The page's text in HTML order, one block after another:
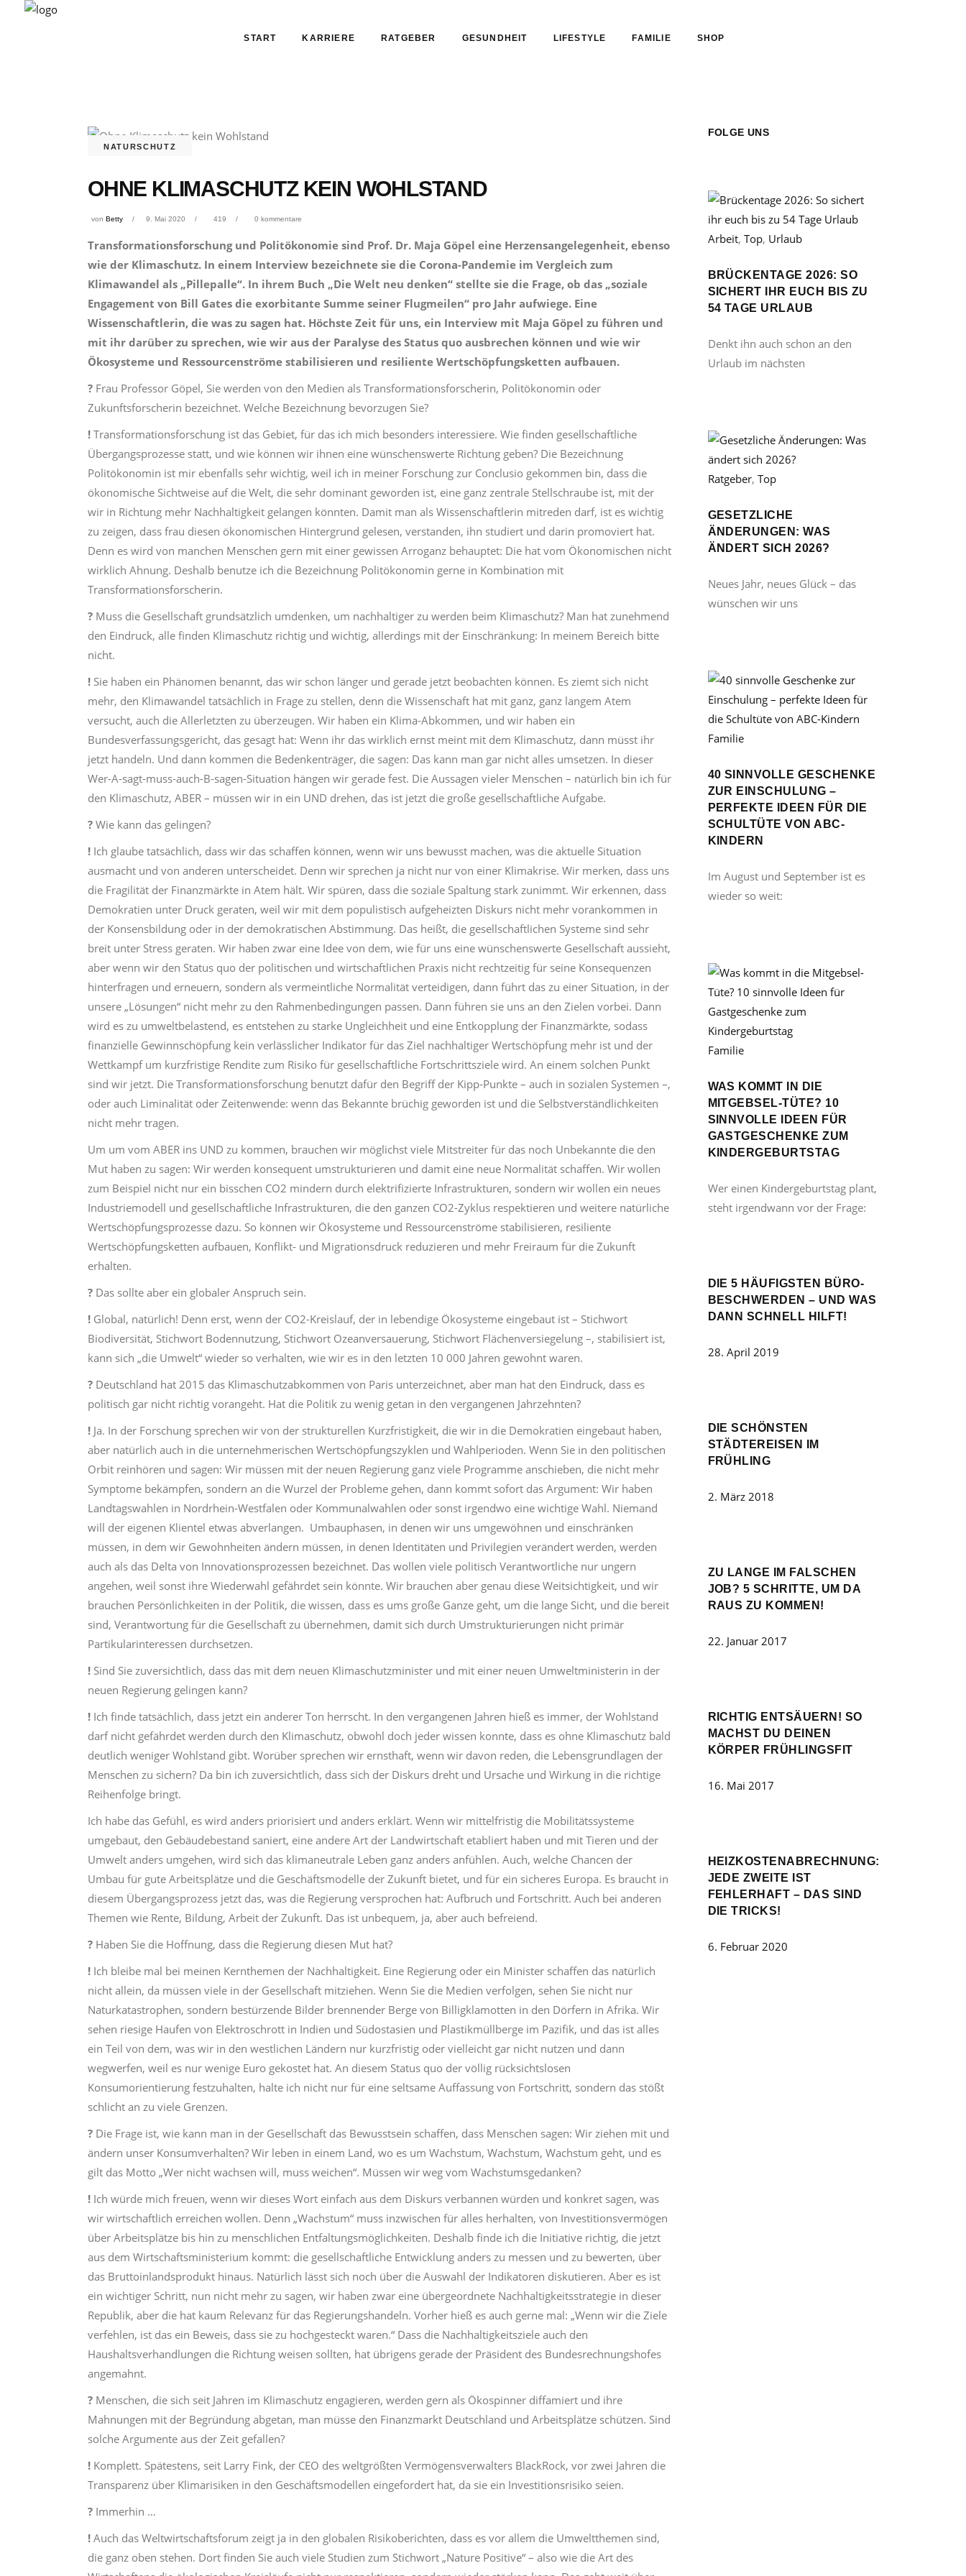
START KARRIERE RATGEBER GESUNDHEIT LIFESTYLE FAMILIE SHOP
NATURSCHUTZ
OHNE KLIMASCHUTZ KEIN WOHLSTAND
von Betty 9. Mai 2020 419 0 kommentare
Transformationsforschung und Politökonomie sind Prof. Dr. Maja Göpel eine Herzensangelegenheit, ebenso
wie der Klimaschutz. In einem Interview bezeichnete sie die Corona-Pandemie im Vergleich zum
Klimawandel als „Pillepalle“. In ihrem Buch „Die Welt neu denken“ stellte sie die Frage, ob das „soziale
Engagement von Bill Gates die exorbitante Summe seiner Flugmeilen“ pro Jahr aufwiege. Eine
Wissenschaftlerin, die was zu sagen hat. Höchste Zeit für uns, ein Interview mit Maja Göpel zu führen und
mit ihr darüber zu sprechen, wie wir aus der Paralyse des Status quo ausbrechen können und wie wir
Ökosysteme und Ressourcenströme stabilisieren und resiliente Wertschöpfungsketten aufbauen.
? Frau Professor Göpel, Sie werden von den Medien als Transformationsforscherin, Politökonomin oder
Zukunftsforscherin bezeichnet. Welche Bezeichnung bevorzugen Sie?
! Transformationsforschung ist das Gebiet, für das ich mich besonders interessiere. Wie finden gesellschaftliche
Übergangsprozesse statt, und wie können wir ihnen eine wünschenswerte Richtung geben? Die Bezeichnung
Politökonomin ist mir ebenfalls sehr wichtig, weil ich in meiner Forschung zur Conclusio gekommen bin, dass die
ökonomische Sichtweise auf die Welt, die sehr dominant geworden ist, eine ganz zentrale Stellschraube ist, mit der
wir in Richtung mehr Nachhaltigkeit gelangen könnten. Damit man als Wissenschaftlerin mitreden darf, ist es wichtig
zu zeigen, dass frau diesen ökonomischen Hintergrund gelesen, verstanden, ihn studiert und darin promoviert hat.
Denn es wird von manchen Menschen gern mit einer gewissen Arroganz behauptet: Die hat vom Ökonomischen nicht
wirklich Ahnung. Deshalb benutze ich die Bezeichnung Politökonomin gerne in Kombination mit
Transformationsforscherin.
? Muss die Gesellschaft grundsätzlich umdenken, um nachhaltiger zu werden beim Klimaschutz? Man hat zunehmend
den Eindruck, alle finden Klimaschutz richtig und wichtig, allerdings mit der Einschränkung: In meinem Bereich bitte
nicht.
! Sie haben ein Phänomen benannt, das wir schon länger und gerade jetzt beobachten können. Es ziemt sich nicht
mehr, den Klimawandel tatsächlich in Frage zu stellen, denn die Wissenschaft hat mit ganz, ganz langem Atem
versucht, auch die Allerletzten zu überzeugen. Wir haben ein Klima-Abkommen, und wir haben ein
Bundesverfassungsgericht, das gesagt hat: Wenn ihr das wirklich ernst meint mit dem Klimaschutz, dann müsst ihr
jetzt handeln. Und dann kommen die Bedenkenträger, die sagen: Das kann man gar nicht alles umsetzen. In dieser
Wer-A-sagt-muss-auch-B-sagen-Situation hängen wir gerade fest. Die Aussagen vieler Menschen – natürlich bin ich für
den Klimaschutz, ABER – müssen wir in ein UND drehen, das ist jetzt die große gesellschaftliche Aufgabe.
? Wie kann das gelingen?
! Ich glaube tatsächlich, dass wir das schaffen können, wenn wir uns bewusst machen, was die aktuelle Situation
ausmacht und von anderen unterscheidet. Denn wir sprechen ja nicht nur von einer Klimakrise. Wir merken, dass uns
die Fragilität der Finanzmärkte in Atem hält. Wir spüren, dass die soziale Spaltung stark zunimmt. Wir erkennen, dass
Demokratien unter Druck geraten, weil wir mit dem populistisch aufgeheizten Diskurs nicht mehr vorankommen in
der Konsensbildung oder in der demokratischen Abstimmung. Das heißt, die gesellschaftlichen Systeme sind sehr
breit unter Stress geraten. Wir haben zwar eine Idee von dem, wie für uns eine wünschenswerte Gesellschaft aussieht,
aber wenn wir den Status quo der politischen und wirtschaftlichen Praxis nicht rechtzeitig für seine Konsequenzen
hinterfragen und erneuern, sondern als vermeintliche Normalität verteidigen, dann führt das zu einer Situation, in der
unsere „Lösungen“ nicht mehr zu den Rahmenbedingungen passen. Dann führen sie uns an den Zielen vorbei. Dann
wird es zu umweltbelastend, es entstehen zu starke Ungleichheit und eine Entkopplung der Finanzmärkte, sodass
finanzielle Gewinnschöpfung kein verlässlicher Indikator für das Ziel nachhaltiger Wertschöpfung mehr ist und der
Wettkampf um kurzfristige Rendite zum Risiko für gesellschaftliche Fortschrittsziele wird. An einem solchen Punkt
sind wir jetzt. Die Transformationsforschung benutzt dafür den Begriff der Kipp-Punkte – auch in sozialen Systemen –,
oder auch Liminalität oder Zeitenwende: wenn das Bekannte brüchig geworden ist und die Selbstverständlichkeiten
nicht mehr tragen.
Um um vom ABER ins UND zu kommen, brauchen wir möglichst viele Mitstreiter für das noch Unbekannte die den
Mut haben zu sagen: Wir werden konsequent umstrukturieren und damit eine neue Normalität schaffen. Wir wollen
zum Beispiel nicht nur ein bisschen CO2 mindern durch elektrifizierte Infrastrukturen, sondern wir wollen ein neues
Industriemodell und gesellschaftliche Infrastrukturen, die den ganzen CO2-Zyklus respektieren und weitere natürliche
Wertschöpfungsprozesse dazu. So können wir Ökosysteme und Ressourcenströme stabilisieren, resiliente
Wertschöpfungsketten aufbauen, Konflikt- und Migrationsdruck reduzieren und mehr Freiraum für die Zukunft
erhalten.
? Das sollte aber ein globaler Anspruch sein.
! Global, natürlich! Denn erst, wenn der CO2-Kreislauf, der in lebendige Ökosysteme eingebaut ist – Stichwort
Biodiversität, Stichwort Bodennutzung, Stichwort Ozeanversauerung, Stichwort Flächenversiegelung –, stabilisiert ist,
kann sich „die Umwelt“ wieder so verhalten, wie wir es in den letzten 10 000 Jahren gewohnt waren.
? Deutschland hat 2015 das Klimaschutzabkommen von Paris unterzeichnet, aber man hat den Eindruck, dass es
politisch gar nicht richtig vorangeht. Hat die Politik zu wenig getan in den vergangenen Jahrzehnten?
! Ja. In der Forschung sprechen wir von der strukturellen Kurzfristigkeit, die wir in die Demokratien eingebaut haben,
aber natürlich auch in die unternehmerischen Wertschöpfungszyklen und Wahlperioden. Wenn Sie in den politischen
Orbit reinhören und sagen: Wir müssen mit der neuen Regierung ganz viele Programme anschieben, die nicht mehr
Symptome bekämpfen, sondern an die Wurzel der Probleme gehen, dann kommt sofort das Argument: Wir haben
Landtagswahlen in Nordrhein-Westfalen oder Kommunalwahlen oder sonst irgendwo eine wichtige Wahl. Niemand
will der eigenen Klientel etwas abverlangen. Umbauphasen, in denen wir uns umgewöhnen und einschränken
müssen, in dem wir Gewohnheiten ändern müssen, in denen Identitäten und Privilegien verändert werden, werden
auch als das Delta von Innovationsprozessen bezeichnet. Das wollen viele politisch Verantwortliche nur ungern
angehen, weil sonst ihre Wiederwahl gefährdet sein könnte. Wir brauchen aber genau diese Weitsichtigkeit, und wir
brauchen Persönlichkeiten in der Politik, die wissen, dass es ums große Ganze geht, um die lange Sicht, und die bereit
sind, Verantwortung für die Gesellschaft zu übernehmen, damit sich durch Umstrukturierungen nicht primär
Partikularinteressen durchsetzen.
! Sind Sie zuversichtlich, dass das mit dem neuen Klimaschutzminister und mit einer neuen Umweltministerin in der
neuen Regierung gelingen kann?
! Ich finde tatsächlich, dass jetzt ein anderer Ton herrscht. In den vergangenen Jahren hieß es immer, der Wohlstand
darf nicht gefährdet werden durch den Klimaschutz, obwohl doch jeder wissen konnte, dass es ohne Klimaschutz bald
deutlich weniger Wohlstand gibt. Worüber sprechen wir ernsthaft, wenn wir davon reden, die Lebensgrundlagen der
Menschen zu sichern? Da bin ich zuversichtlich, dass sich der Diskurs dreht und Ursache und Wirkung in die richtige
Reihenfolge bringt.
Ich habe das Gefühl, es wird anders priorisiert und anders erklärt. Wenn wir mittelfristig die Mobilitätssysteme
umgebaut, den Gebäudebestand saniert, eine andere Art der Landwirtschaft etabliert haben und mit Tieren und der
Umwelt anders umgehen, wird sich das klimaneutrale Leben ganz anders anfühlen. Auch, welche Chancen der
Umbau für gute Arbeitsplätze und die Geschäftsmodelle der Zukunft bietet, und für ein sicheres Europa. Es braucht in
diesem Übergangsprozess jetzt das, was die Regierung versprochen hat: Aufbruch und Fortschritt. Auch bei anderen
Themen wie Rente, Bildung, Arbeit der Zukunft. Das ist unbequem, ja, aber auch befreiend.
? Haben Sie die Hoffnung, dass die Regierung diesen Mut hat?
! Ich bleibe mal bei meinen Kernthemen der Nachhaltigkeit. Eine Regierung oder ein Minister schaffen das natürlich
nicht allein, da müssen viele in der Gesellschaft mitziehen. Wenn Sie die Medien verfolgen, sehen Sie nicht nur
Naturkatastrophen, sondern bestürzende Bilder brennender Berge von Billigklamotten in den Dörfern in Afrika. Wir
sehen riesige Haufen von Elektroschrott in Indien und Südostasien und Plastikmüllberge im Pazifik, und das ist alles
ein Teil von dem, was wir in den westlichen Ländern nur kurzfristig oder vielleicht gar nicht nutzen und dann
wegwerfen, weil es nur wenige Euro gekostet hat. An diesem Status quo der völlig rücksichtslosen
Konsumorientierung festzuhalten, halte ich nicht nur für eine seltsame Auffassung von Fortschritt, sondern das stößt
schlicht an zu viele Grenzen.
? Die Frage ist, wie kann man in der Gesellschaft das Bewusstsein schaffen, dass Menschen sagen: Wir ziehen mit und
ändern unser Konsumverhalten? Wir leben in einem Land, wo es um Wachstum, Wachstum, Wachstum geht, und es
gilt das Motto „Wer nicht wachsen will, muss weichen“. Müssen wir weg vom Wachstumsgedanken?
! Ich würde mich freuen, wenn wir dieses Wort einfach aus dem Diskurs verbannen würden und konkret sagen, was
wir wirtschaftlich erreichen wollen. Denn „Wachstum“ muss inzwischen für alles herhalten, von Investitionsvermögen
über Arbeitsplätze bis hin zu menschlichen Entfaltungsmöglichkeiten. Deshalb finde ich die Initiative richtig, die jetzt
aus dem Wirtschaftsministerium kommt: die gesellschaftliche Entwicklung anders zu messen und zu bewerten, über
das Bruttoinlandsprodukt hinaus. Natürlich lässt sich noch über die Auswahl der Indikatoren diskutieren. Aber es ist
ein wichtiger Schritt, nun nicht mehr zu sagen, wir haben zwar eine übergeordnete Nachhaltigkeitsstrategie in dieser
Republik, aber die hat kaum Relevanz für das Regierungshandeln. Vorher hieß es auch gerne mal: „Wenn wir die Ziele
verfehlen, ist das ein Beweis, dass sie zu hochgesteckt waren.“ Dass die Nachhaltigkeitsziele auch den
Haushaltsverhandlungen die Richtung weisen sollten, hat übrigens gerade der Präsident des Bundesrechnungshofes
angemahnt.
? Menschen, die sich seit Jahren im Klimaschutz engagieren, werden gern als Ökospinner diffamiert und ihre
Mahnungen mit der Begründung abgetan, man müsse den Finanzmarkt Deutschland und Arbeitsplätze schützen. Sind
solche Argumente aus der Zeit gefallen?
! Komplett. Spätestens, seit Larry Fink, der CEO des weltgrößten Vermögensverwalters BlackRock, vor zwei Jahren die
Transparenz über Klimarisiken in den Geschäftsmodellen eingefordert hat, da sie ein Investitionsrisiko seien.
? Immerhin …
! Auch das Weltwirtschaftsforum zeigt ja in den globalen Risikoberichten, dass es vor allem die Umweltthemen sind,
die ganz oben stehen. Dort finden Sie auch viele Studien zum Stichwort „Nature Positive“ – also wie die Art des
FOLGE UNS
Arbeit, Top, Urlaub
BRÜCKENTAGE 2026: SO
SICHERT IHR EUCH BIS ZU
54 TAGE URLAUB
Denkt ihn auch schon an den
Urlaub im nächsten
Ratgeber, Top
GESETZLICHE
ÄNDERUNGEN: WAS
ÄNDERT SICH 2026?
Neues Jahr, neues Glück – das
wünschen wir uns
Familie
40 SINNVOLLE GESCHENKE
ZUR EINSCHULUNG –
PERFEKTE IDEEN FÜR DIE
SCHULTÜTE VON ABC-
KINDERN
Im August und September ist es
wieder so weit:
Familie
WAS KOMMT IN DIE
MITGEBSEL-TÜTE? 10
SINNVOLLE IDEEN FÜR
GASTGESCHENKE ZUM
KINDERGEBURTSTAG
Wer einen Kindergeburtstag plant,
steht irgendwann vor der Frage:
DIE 5 HÄUFIGSTEN BÜRO-
BESCHWERDEN – UND WAS
DANN SCHNELL HILFT!
28. April 2019
DIE SCHÖNSTEN
STÄDTEREISEN IM
FRÜHLING
2. März 2018
ZU LANGE IM FALSCHEN
JOB? 5 SCHRITTE, UM DA
RAUS ZU KOMMEN!
22. Januar 2017
RICHTIG ENTSÄUERN! SO
MACHST DU DEINEN
KÖRPER FRÜHLINGSFIT
16. Mai 2017
HEIZKOSTENABRECHNUNG:
JEDE ZWEITE IST
FEHLERHAFT – DAS SIND
DIE TRICKS!
6. Februar 2020